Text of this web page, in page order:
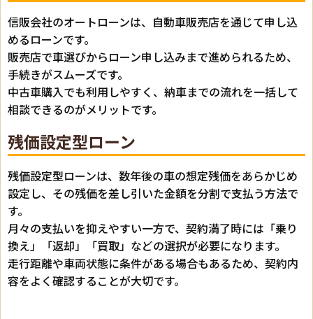
信販会社のオートローンは、自動車販売店を通じて申し込
めるローンです。
販売店で車選びからローン申し込みまで進められるため、
手続きがスムーズです。
中古車購入でも利用しやすく、納車までの流れを一括して
相談できるのがメリットです。
残価設定型ローン
残価設定型ローンは、数年後の車の想定残価をあらかじめ
設定し、その残価を差し引いた金額を分割で支払う方法で
す。
月々の支払いを抑えやすい一方で、契約満了時には「乗り
換え」「返却」「買取」などの選択が必要になります。
走行距離や車両状態に条件がある場合もあるため、契約内
容をよく確認することが大切です。